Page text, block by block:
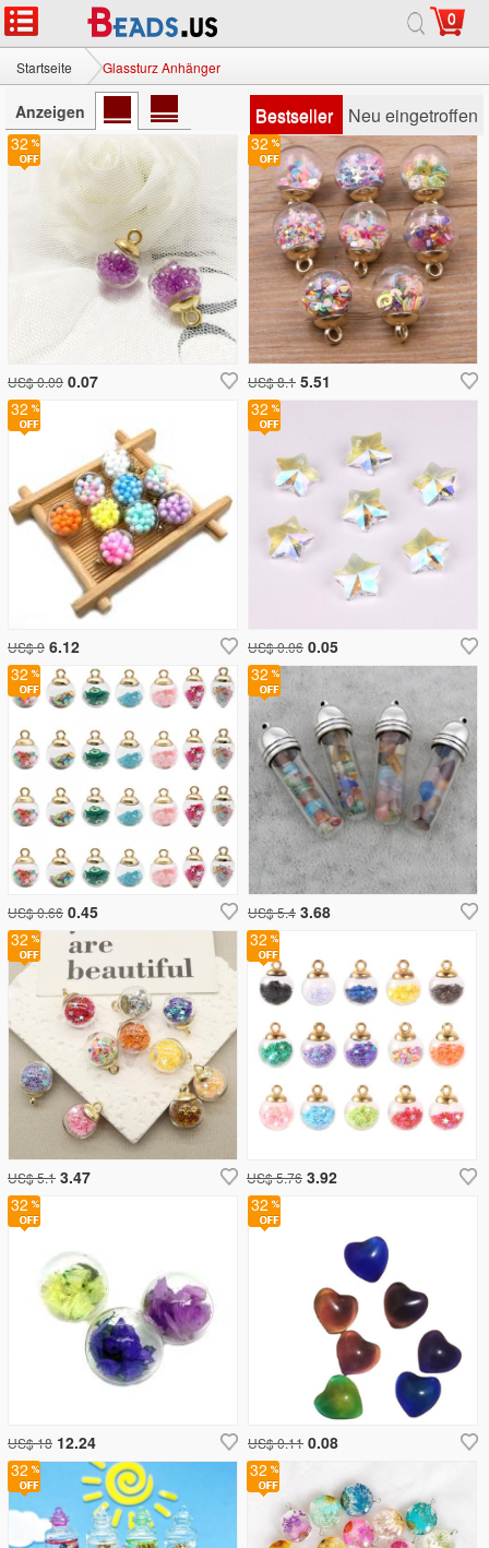
0
Startseite Glassturz Anhänger
Anzeigen Bestseller Neu eingetroffen
32
US$ 5.4 3.68
32
US$ 0.11 0.08
32
US$ 0.06 0.05
32
32
US$ 0.09 0.07
32
32
US$ 5.1 3.47
32
US$ 8.1 5.51
32
US$ 5.76 3.92
32
US$ 0.66 0.45
32
US$ 9 6.12
32
US$ 18 12.24